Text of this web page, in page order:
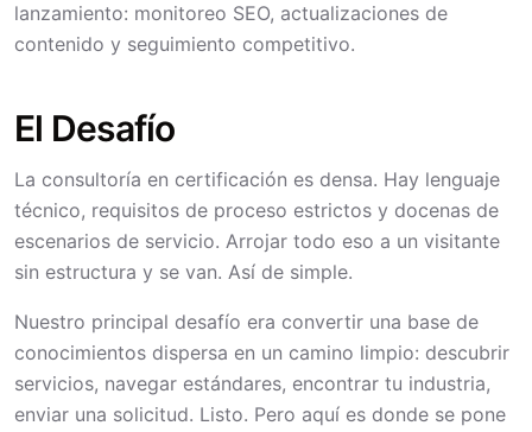
lanzamiento: monitoreo SEO, actualizaciones de
contenido y seguimiento competitivo.
El Desafío
La consultoría en certificación es densa. Hay lenguaje
técnico, requisitos de proceso estrictos y docenas de
escenarios de servicio. Arrojar todo eso a un visitante
sin estructura y se van. Así de simple.
Nuestro principal desafío era convertir una base de
conocimientos dispersa en un camino limpio: descubrir
servicios, navegar estándares, encontrar tu industria,
enviar una solicitud. Listo. Pero aquí es donde se pone